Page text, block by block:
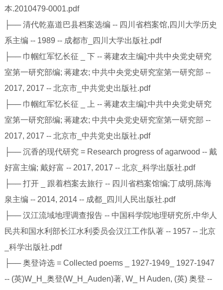
本.2010479-0001.pdf
├── 清代乾嘉道巴县档案选编 -- 四川省档案馆,四川大学历史
系主编 -- 1989 -- 成都市_四川大学出版社.pdf
├── 巾帼红军忆长征 _ 下 -- 蒋建农主编];中共中央党史研究
室第一研究部编; 蒋建农; 中共中央党史研究室第一研究部 --
2017, 2017 -- 北京市_中共党史出版社.pdf
├── 巾帼红军忆长征 _ 上 -- 蒋建农主编];中共中央党史研究
室第一研究部编; 蒋建农; 中共中央党史研究室第一研究部 --
2017, 2017 -- 北京市_中共党史出版社.pdf
├── 沉香的现代研究 = Research progress of agarwood -- 戴
好富主编; 戴好富 -- 2017, 2017 -- 北京_科学出版社.pdf
├── 打开 _ 跟着档案去旅行 -- 四川省档案馆编;丁成明,陈海
泉主编 -- 2014, 2014 -- 成都_四川人民出版社.pdf
├── 汉江流域地理调查报告 -- 中国科学院地理研究所,中华人
民共和国水利部长江水利委员会汉江工作队著 -- 1957 -- 北京
_科学出版社.pdf
├── 奥登诗选 = Collected poems _ 1927-1949_ 1927-1947
-- (英)W_H_奥登(W_H_Auden)著, W_ H Auden, (英) 奥登 --